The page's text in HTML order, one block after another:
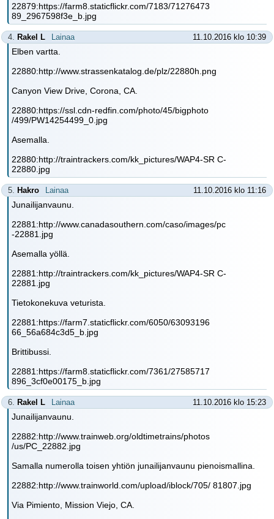
22879:https://farm8.staticflickr.com/7183/71276473
89_2967598f3e_b.jpg
4. Rakel L Lainaa 11.10.2016 klo 10:39
Elben vartta.
22880:http://www.strassenkatalog.de/plz/22880h.png
Canyon View Drive, Corona, CA.
22880:https://ssl.cdn-redfin.com/photo/45/bigphoto
/499/PW14254499_0.jpg
Asemalla.
22880:http://traintrackers.com/kk_pictures/WAP4-SR C-
22880.jpg
5. Hakro Lainaa 11.10.2016 klo 11:16
Junailijanvaunu.
22881:http://www.canadasouthern.com/caso/images/pc
-22881.jpg
Asemalla yöllä.
22881:http://traintrackers.com/kk_pictures/WAP4-SR C-
22881.jpg
Tietokonekuva veturista.
22881:https://farm7.staticflickr.com/6050/63093196
66_56a684c3d5_b.jpg
Brittibussi.
22881:https://farm8.staticflickr.com/7361/27585717
896_3cf0e00175_b.jpg
6. Rakel L Lainaa 11.10.2016 klo 15:23
Junailijanvaunu.
22882:http://www.trainweb.org/oldtimetrains/photos
/us/PC_22882.jpg
Samalla numerolla toisen yhtiön junailijanvaunu pienoismallina.
22882:http://www.trainworld.com/upload/iblock/705/ 81807.jpg
Via Pimiento, Mission Viejo, CA.